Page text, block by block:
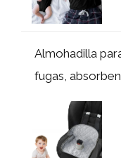
Almohadilla
fugas,